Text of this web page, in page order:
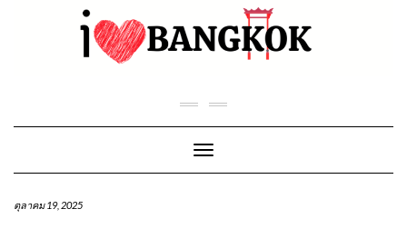
Toggle Navigation
ตุลาคม 19, 2025